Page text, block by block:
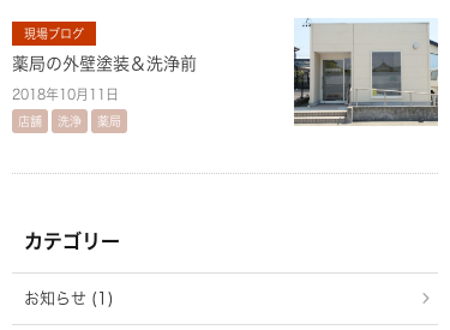
現場ブログ
薬局の外壁塗装＆洗浄前
2018年10月11日
店舗 洗浄 薬局
カテゴリー
お知らせ (1)